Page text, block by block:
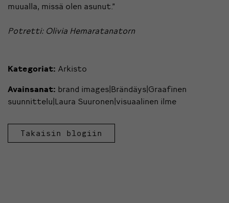
muualla, missä olen asunut.”
Potretti: Olivia Hemaratanatorn
Kategoriat: Arkisto
Avainsanat: brand images|Brändäys|Graafinen
suunnittelu|Laura Suuronen|visuaalinen ilme
Takaisin blogiin